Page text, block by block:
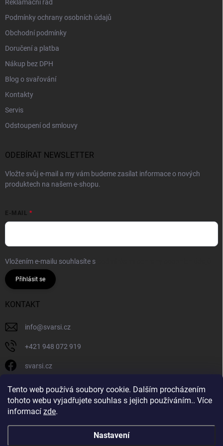
Tento web používá soubory cookie. Dalším procházením
tohoto webu vyjadřujete souhlas s jejich používáním.. Více
informací zde.
Nastavení
Reklamační řád
Podmínky ochrany osobních údajů
Obchodní podmínky
Doručení a platba
Nákup bez DPH
Blog o svařování
Kontakty
Servis
Odstoupení od smlouvy
ODEBÍRAT NEWSLETTER
Vložte svůj e-mail a my vám budeme zasílat informace o nových
produktech na našem e-shopu.
E-MAIL
Vložením e-mailu souhlasíte s
Přihlásit se
KONTAKT
info@svarsi.cz
+421 948 072 919
svarsi.cz
svarsi.cz